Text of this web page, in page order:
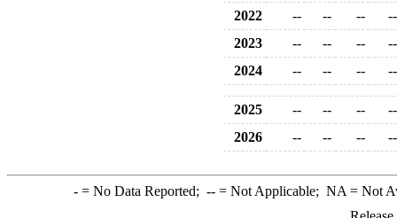
2022 -- -- --
--
2023
-- -- --
--
2024
-- -- -- --
2025 -- -- --
--
2026
-- -- -- --
-= No Data Reported; --= Not Applicable; NA = Not